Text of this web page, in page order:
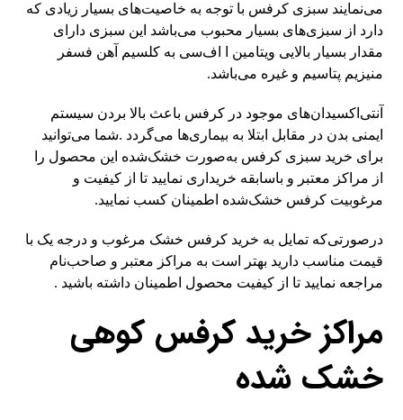
می‌نمایند سبزی کرفس با توجه به خاصیت‌های بسیار زیادی که
دارد از سبزی‌های بسیار محبوب می‌باشد این سبزی دارای
مقدار بسیار بالایی ویتامین ا اف‌سی به کلسیم آهن فسفر
منیزیم پتاسیم و غیره می‌باشد.
آنتی‌اکسیدان‌های موجود در کرفس باعث بالا بردن سیستم
ایمنی بدن در مقابل ابتلا به بیماری‌ها می‌گردد .شما می‌توانید
برای خرید سبزی کرفس به‌صورت خشک‌شده این محصول را
از مراکز معتبر و باسابقه خریداری نمایید تا از کیفیت و
مرغوبیت کرفس خشک‌شده اطمینان کسب نمایید.
درصورتی‌که تمایل به خرید کرفس خشک مرغوب و درجه یک با
قیمت مناسب دارید بهتر است به مراکز معتبر و صاحب‌نام
مراجعه نمایید تا از کیفیت محصول اطمینان داشته باشید .
مراکز خرید کرفس کوهی
خشک شده